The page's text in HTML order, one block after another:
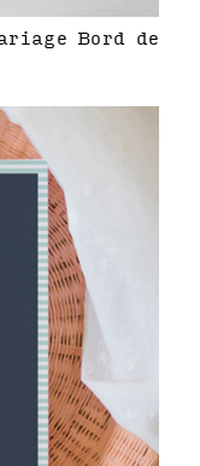
Bord de